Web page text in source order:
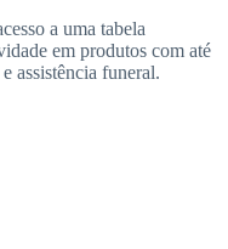
a uma tabela
em produtos com até
assistência funeral.